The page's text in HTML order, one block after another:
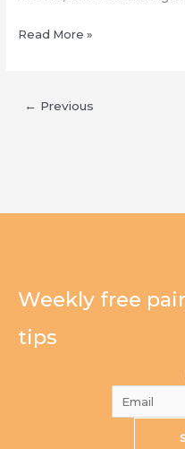
Ilmu
Read More »
← Previous
Weekly free
tips